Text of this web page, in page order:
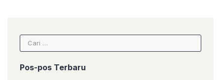
Cari
untuk:
Pos-pos Terbaru